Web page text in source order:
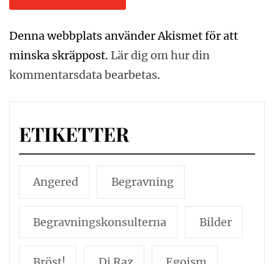
Denna webbplats använder Akismet för att
minska skräppost. Lär dig om hur din
kommentarsdata bearbetas.
ETIKETTER
Angered Begravning
Begravningskonsulterna Bilder